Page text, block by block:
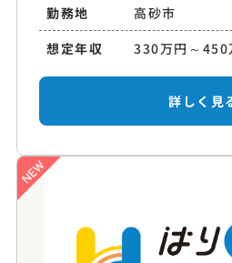
勤務地
高砂市
想定年収
330万円～450
詳しく見